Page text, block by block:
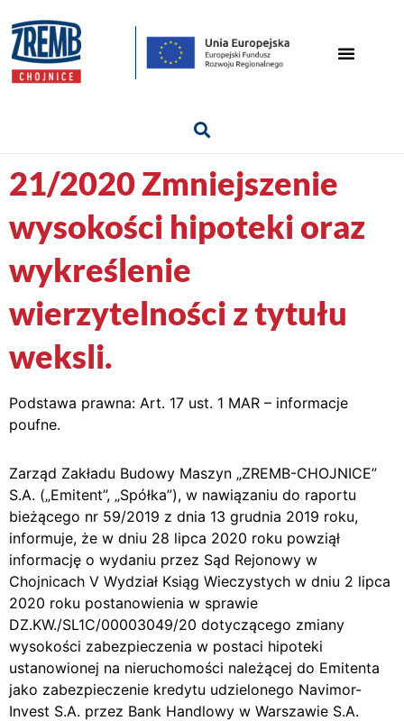
21/2020 Zmniejszenie
wysokości hipoteki oraz
wykreślenie
wierzytelności z tytułu
weksli.
Podstawa prawna: Art. 17 ust. 1 MAR – informacje
poufne.
Zarząd Zakładu Budowy Maszyn „ZREMB-CHOJNICE”
S.A. („Emitent”, „Spółka”), w nawiązaniu do raportu
bieżącego nr 59/2019 z dnia 13 grudnia 2019 roku,
informuje, że w dniu 28 lipca 2020 roku powziął
informację o wydaniu przez Sąd Rejonowy w
Chojnicach V Wydział Ksiąg Wieczystych w dniu 2 lipca
2020 roku postanowienia w sprawie
DZ.KW./SL1C/00003049/20 dotyczącego zmiany
wysokości zabezpieczenia w postaci hipoteki
ustanowionej na nieruchomości należącej do Emitenta
jako zabezpieczenie kredytu udzielonego Navimor-
Invest S.A. przez Bank Handlowy w Warszawie S.A.